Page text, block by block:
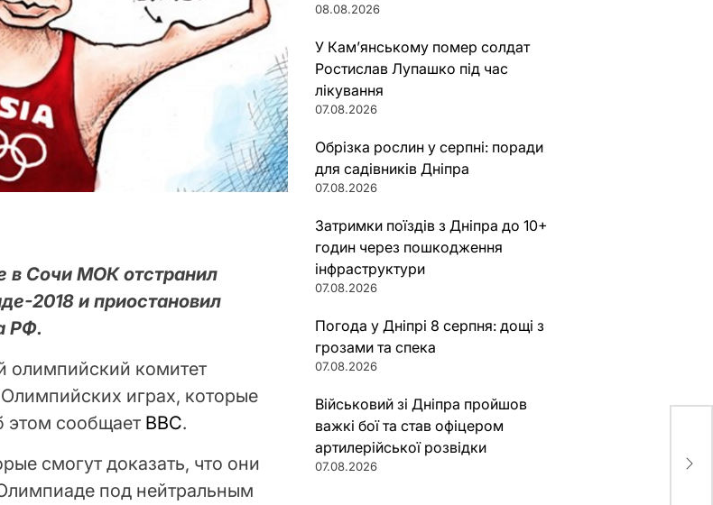
в Сочи МОК отстранил
2018 и приостановил
РФ.
олимпийский комитет
играх, которые
этом сообщает ВВС.
смогут доказать, что они
под нейтральным
08.08.2026
У Кам’янському помер солдат
Ростислав Лупашко під час
лікування
07.08.2026
Обрізка рослин у серпні: поради
для садівників Дніпра
07.08.2026
Затримки поїздів з Дніпра до 10+
годин через пошкодження
інфраструктури
07.08.2026
Погода у Дніпрі 8 серпня: дощі з
грозами та спека
07.08.2026
Військовий зі Дніпра пройшов
важкі бої та став офіцером
артилерійської розвідки
07.08.2026